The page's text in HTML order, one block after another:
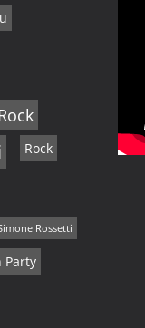
Rock
Rossetti
Party